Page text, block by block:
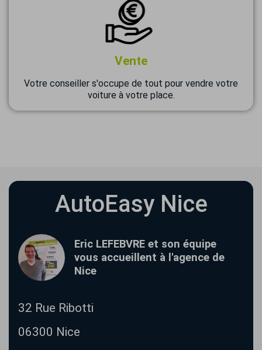
Vente
Votre conseiller s'occupe de tout pour vendre votre
voiture à votre place.
AutoEasy Nice
Eric LEFEBVRE et son équipe
vous accueillent à l'agence de
Nice
32 Rue Ribotti
06300 Nice